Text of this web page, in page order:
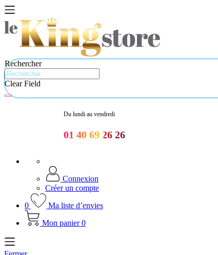
Rechercher
Clear Field
Du lundi au vendredi
01 40 69 26 26
Connexion
Créer un compte
0
Ma liste d’envies
Mon panier 0